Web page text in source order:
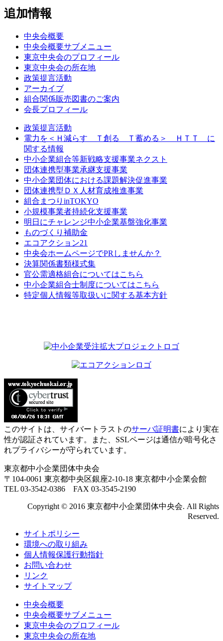
追加情報
中央会概要
中央会概要サブメニュー
東京中央会のプロフィール
東京中央会の所在地
政策提言活動
アーカイブ
組合関係販売図書のご案内
会長プロフィール
政策提言活動
電力を＜Ｈ減らす Ｔ創る Ｔ蓄める＞ ＨＴＴ に
関する情報
中小企業組合等新戦略支援事業ネクスト
団体連携型事業承継支援事業
中小企業団体における課題解決促進事業
団体連携型ＤＸ人材育成推進事業
組合まつりinTOKYO
小規模事業者持続化支援事業
明日にチャレンジ中小企業基盤強化事業
ものづくり補助金
エコアクション21
中央会ホームページでPRしませんか？
決算関係書類様式集
官公需適格組合についてはこちら
中小企業組合士制度についてはこちら
特定個人情報等取扱いに関する基本方針
このサイトは、サイバートラストのサーバ証明書により実在
性が認証されています。また、SSLページは通信が暗号化さ
れプライバシーが守られています。
東京都中小企業団体中央会
〒104-0061 東京都中央区銀座2-10-18 東京都中小企業会館
TEL 03-3542-0386 FAX 03-3545-2190
Copyright © 2016 東京都中小企業団体中央会. All Rights
Reserved.
サイトポリシー
環境への取り組み
個人情報保護行動指針
お問い合わせ
リンク
サイトマップ
中央会概要
中央会概要サブメニュー
東京中央会のプロフィール
東京中央会の所在地